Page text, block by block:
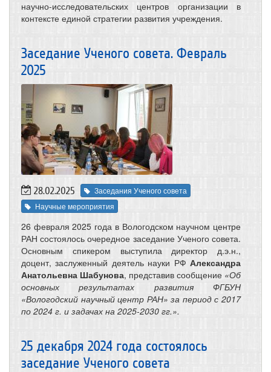
научно-исследовательских центров организации в
контексте единой стратегии развития учреждения.
Заседание Ученого совета. Февраль
2025
28.02.2025
Заседания Ученого совета
Научные мероприятия
26 февраля 2025 года в Вологодском научном центре
РАН состоялось очередное заседание Ученого совета.
Основным спикером выступила директор д.э.н.,
доцент, заслуженный деятель науки РФ Александра
Анатольевна Шабунова, представив сообщение «Об
основных результатах развития ФГБУН
«Вологодский научный центр РАН» за период с 2017
по 2024 г. и задачах на 2025-2030 гг.».
25 декабря 2024 года состоялось
заседание Ученого совета